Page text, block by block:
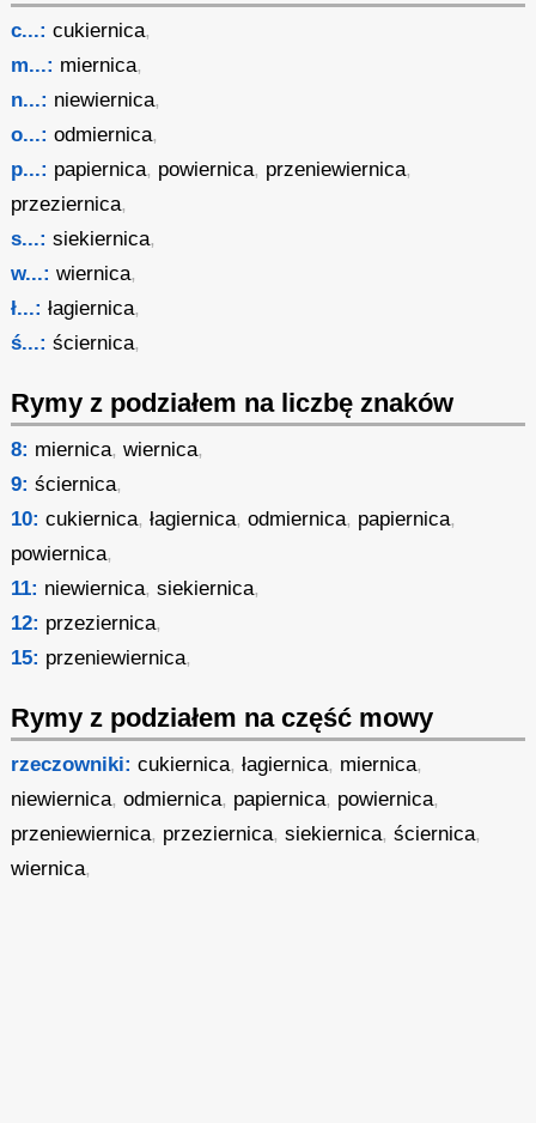
c...: cukiernica,
m...: miernica,
n...: niewiernica,
o...: odmiernica,
p...: papiernica, powiernica, przeniewiernica,
przeziernica,
s...: siekiernica,
w...: wiernica,
ł...: łagiernica,
ś...: ściernica,
Rymy z podziałem na liczbę znaków
8: miernica,wiernica,
9: ściernica,
10: cukiernica,łagiernica,odmiernica, papiernica,
powiernica,
11: niewiernica,siekiernica,
12: przeziernica,
15: przeniewiernica,
Rymy z podziałem na część mowy
rzeczowniki: cukiernica,łagiernica, miernica,
niewiernica,odmiernica, papiernica, powiernica,
przeniewiernica, przeziernica,siekiernica,ściernica,
wiernica,